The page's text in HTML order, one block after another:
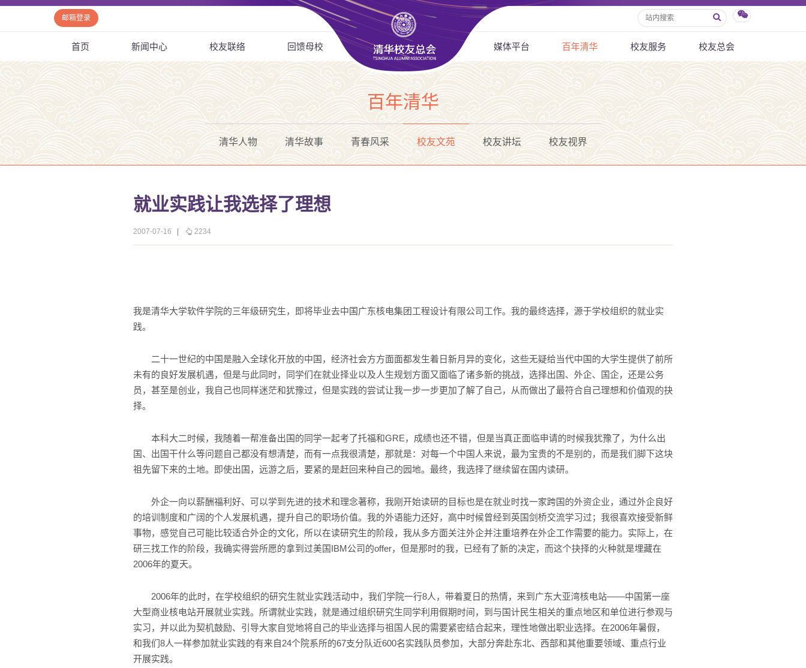
邮箱登录
首页 新闻中心 校友联络 回馈母校 媒体平台 百年清华 校友服务 校友总会
百年清华
清华人物 清华故事 青春风采 校友文苑 校友讲坛 校友视界
就业实践让我选择了理想
2007-07-16 2234
我是清华大学软件学院的三年级研究生，即将毕业去中国广东核电集团工程设计有限公司工作。我的最终选择，源于学校组织的就业实
践。
二十一世纪的中国是融入全球化开放的中国，经济社会方方面面都发生着日新月异的变化，这些无疑给当代中国的大学生提供了前所
未有的良好发展机遇，但是与此同时，同学们在就业择业以及人生规划方面又面临了诸多新的挑战，选择出国、外企、国企，还是公务
员，甚至是创业，我自己也同样迷茫和犹豫过，但是实践的尝试让我一步一步更加了解了自己，从而做出了最符合自己理想和价值观的抉
择。
本科大二时候，我随着一帮准备出国的同学一起考了托福和GRE，成绩也还不错，但是当真正面临申请的时候我犹豫了，为什么出
国、出国干什么等问题自己都没有想清楚，而有一点我很清楚，那就是：对每一个中国人来说，最为宝贵的不是别的，而是我们脚下这块
祖先留下来的土地。即使出国，远游之后，要紧的是赶回来种自己的园地。最终，我选择了继续留在国内读研。
外企一向以薪酬福利好、可以学到先进的技术和理念著称，我刚开始读研的目标也是在就业时找一家跨国的外资企业，通过外企良好
的培训制度和广阔的个人发展机遇，提升自己的职场价值。我的外语能力还好，高中时候曾经到英国剑桥交流学习过；我很喜欢接受新鲜
事物，感觉自己可能比较适合外企的文化，所以在读研究生的阶段，我从多方面关注外企并注重培养在外企工作需要的能力。实际上，在
研三找工作的阶段，我确实得尝所愿的拿到过美国IBM公司的offer，但是那时的我，已经有了新的决定，而这个抉择的火种就是埋藏在
2006年的夏天。
2006年的此时，在学校组织的研究生就业实践活动中，我们学院一行8人，带着夏日的热情，来到广东大亚湾核电站——中国第一座
大型商业核电站开展就业实践。所谓就业实践，就是通过组织研究生同学利用假期时间，到与国计民生相关的重点地区和单位进行参观与
实习，并以此为契机鼓励、引导大家自觉地将自己的毕业选择与祖国人民的需要紧密结合起来，理性地做出职业选择。在2006年暑假，
和我们8人一样参加就业实践的有来自24个院系所的67支分队近600名实践队员参加，大部分奔赴东北、西部和其他重要领域、重点行业
开展实践。